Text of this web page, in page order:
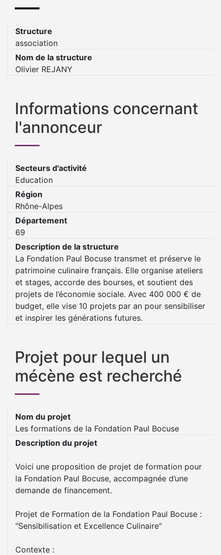
Structure
association
Nom de la structure
Olivier REJANY
Informations concernant
l'annonceur
Secteurs d'activité
Education
Région
Rhône-Alpes
Département
69
Description de la structure
La Fondation Paul Bocuse transmet et préserve le
patrimoine culinaire français. Elle organise ateliers
et stages, accorde des bourses, et soutient des
projets de l’économie sociale. Avec 400 000 € de
budget, elle vise 10 projets par an pour sensibiliser
et inspirer les générations futures.
Projet pour lequel un
mécène est recherché
Nom du projet
Les formations de la Fondation Paul Bocuse
Description du projet
Voici une proposition de projet de formation pour
la Fondation Paul Bocuse, accompagnée d’une
demande de financement.
Projet de Formation de la Fondation Paul Bocuse :
"Sensibilisation et Excellence Culinaire"
Contexte :